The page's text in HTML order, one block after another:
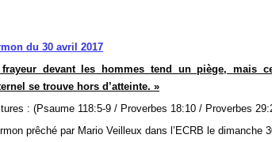
du 30 avril 2017
frayeur devant les hommes tend un piège, mais
se trouve hors d’atteinte. »
: (Psaume 118:5-9 / Proverbes 18:10 / Proverbes
prêché par Mario Veilleux dans l’ECRB le dimanche